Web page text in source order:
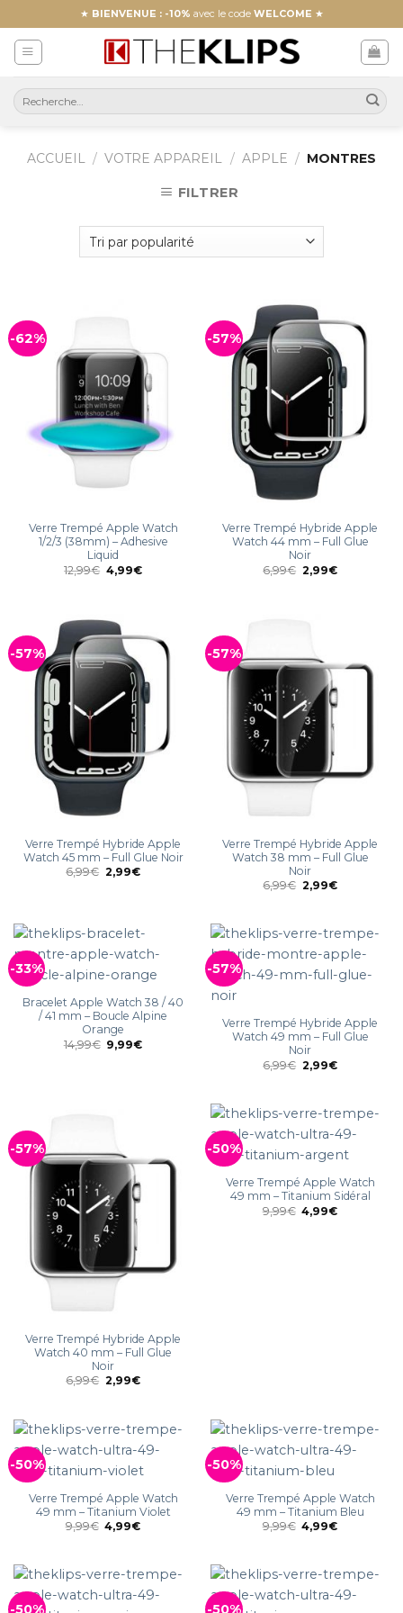
to
content
★ BIENVENUE : -10% avec le code WELCOME ★
ACCUEIL / VOTRE APPAREIL / APPLE / MONTRES
FILTRER
-62%
Verre Trempé Apple Watch
1/2/3 (38mm) – Adhesive
Liquid
12,99€ 4,99€
-57%
Verre Trempé Hybride Apple
Watch 44 mm – Full Glue
Noir
6,99€ 2,99€
-57%
Verre Trempé Hybride Apple
Watch 45 mm – Full Glue Noir
6,99€ 2,99€
-57%
Verre Trempé Hybride Apple
Watch 38 mm – Full Glue
Noir
6,99€ 2,99€
-33%
Bracelet Apple Watch 38 / 40
/ 41 mm – Boucle Alpine
Orange
14,99€ 9,99€
-57%
Verre Trempé Hybride Apple
Watch 49 mm – Full Glue
Noir
6,99€ 2,99€
-57%
Verre Trempé Hybride Apple
Watch 40 mm – Full Glue
Noir
6,99€ 2,99€
-50%
Verre Trempé Apple Watch
49 mm – Titanium Sidéral
9,99€ 4,99€
-50%
Verre Trempé Apple Watch
49 mm – Titanium Violet
9,99€ 4,99€
-50%
Verre Trempé Apple Watch
49 mm – Titanium Bleu
9,99€ 4,99€